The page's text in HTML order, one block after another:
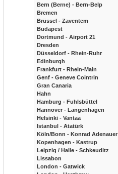
Bern (Berne) - Bern-Belp
Bremen
Brüssel - Zaventem
Budapest
Dortmund - Airport 21
Dresden
Düsseldorf - Rhein-Ruhr
Edinburgh
Frankfurt - Rhein-Main
Genf - Geneve Cointrin
Gran Canaria
Hahn
Hamburg - Fuhlsbüttel
Hannover - Langenhagen
Helsinki - Vantaa
Istanbul - Atatürk
Köln/Bonn - Konrad Adenauer
Kopenhagen - Kastrup
Leipzig / Halle - Schkeuditz
Lissabon
London - Gatwick